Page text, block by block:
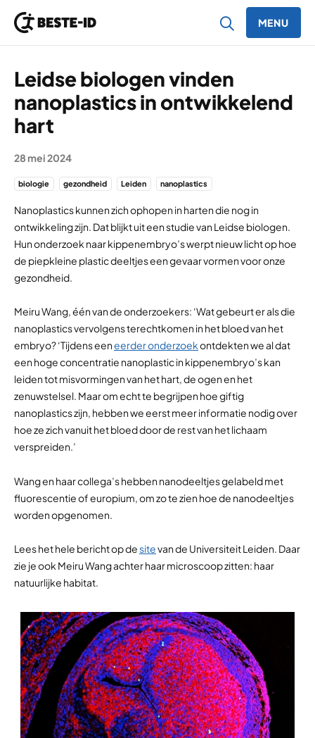
MENU
Leidse biologen vinden
nanoplastics in ontwikkelend
hart
28 mei 2024
biologie gezondheid Leiden nanoplastics
Nanoplastics kunnen zich ophopen in harten die nog in
ontwikkeling zijn. Dat blijkt uit een studie van Leidse biologen.
Hun onderzoek naar kippenembryo’s werpt nieuw licht op hoe
de piepkleine plastic deeltjes een gevaar vormen voor onze
gezondheid.
Meiru Wang, één van de onderzoekers: ‘Wat gebeurt er als die
nanoplastics vervolgens terechtkomen in het bloed van het
embryo? ‘Tijdens eeneerder onderzoekontdekten we al dat
een hoge concentratie nanoplastic in kippenembryo’s kan
leiden tot misvormingen van het hart, de ogen en het
zenuwstelsel. Maar om echt te begrijpen hoe giftig
nanoplastics zijn, hebben we eerst meer informatie nodig over
hoe ze zich vanuit het bloed door de rest van het lichaam
verspreiden.’
Wang en haar collega’s hebben nanodeeltjes gelabeld met
fluorescentie of europium, om zo te zien hoe de nanodeeltjes
worden opgenomen.
Lees het hele bericht op desitevan de Universiteit Leiden. Daar
zie je ook Meiru Wang achter haar microscoop zitten: haar
natuurlijke habitat.